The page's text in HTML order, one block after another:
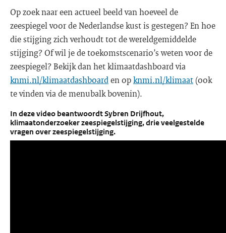
Op zoek naar een actueel beeld van hoeveel de
zeespiegel voor de Nederlandse kust is gestegen? En hoe
die stijging zich verhoudt tot de wereldgemiddelde
stijging? Of wil je de toekomstscenario’s weten voor de
zeespiegel? Bekijk dan het klimaatdashboard via
knmi.nl/klimaatdashboard en opknmi.nl/klimaat (ook
te vinden via de menubalk bovenin).
In deze video beantwoordt Sybren Drijfhout,
klimaatonderzoeker zeespiegelstijging, drie veelgestelde
vragen over zeespiegelstijging.